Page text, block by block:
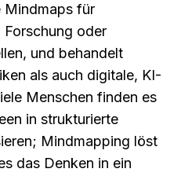
Mindmaps für
Forschung oder
und behandelt
als auch digitale, KI-
Menschen finden es
in strukturierte
Mindmapping löst
das Denken in ein